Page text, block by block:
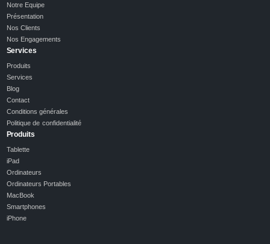
Notre Equipe
Présentation
Nos Clients
Nos Engagements
Services
Produits
Services
Blog
Contact
Conditions générales
Politique de confidentialité
Produits
Tablette
iPad
Ordinateurs
Ordinateurs Portables
MacBook
Smartphones
iPhone